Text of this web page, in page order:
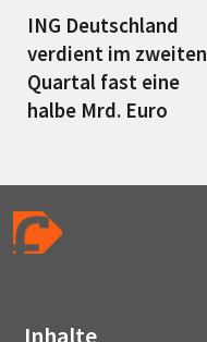
ING Deutschland
verdient im zweiten
Quartal fast eine
halbe Mrd. Euro
Inhalte